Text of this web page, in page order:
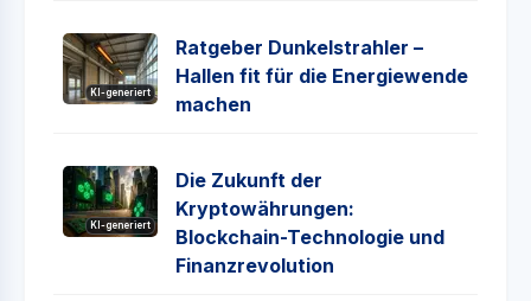
KI-generiert
Ratgeber Dunkelstrahler –
Hallen fit für die Energiewende
machen
KI-generiert
Die Zukunft der
Kryptowährungen:
Blockchain-Technologie und
Finanzrevolution